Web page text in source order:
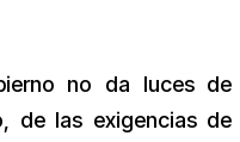
no da luces de
de las exigencias de